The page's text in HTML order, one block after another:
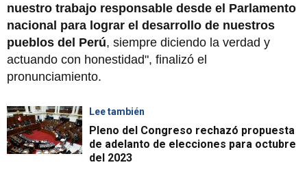
nuestro trabajo responsable desde el Parlamento
nacional para lograr el desarrollo de nuestros
pueblos del Perú, siempre diciendo la verdad y
actuando con honestidad", finalizó el
pronunciamiento.
Lee también
Pleno del Congreso rechazó propuesta
de adelanto de elecciones para octubre
del 2023